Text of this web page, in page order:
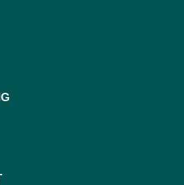
của
được nghiên cứu kỹ lưỡng